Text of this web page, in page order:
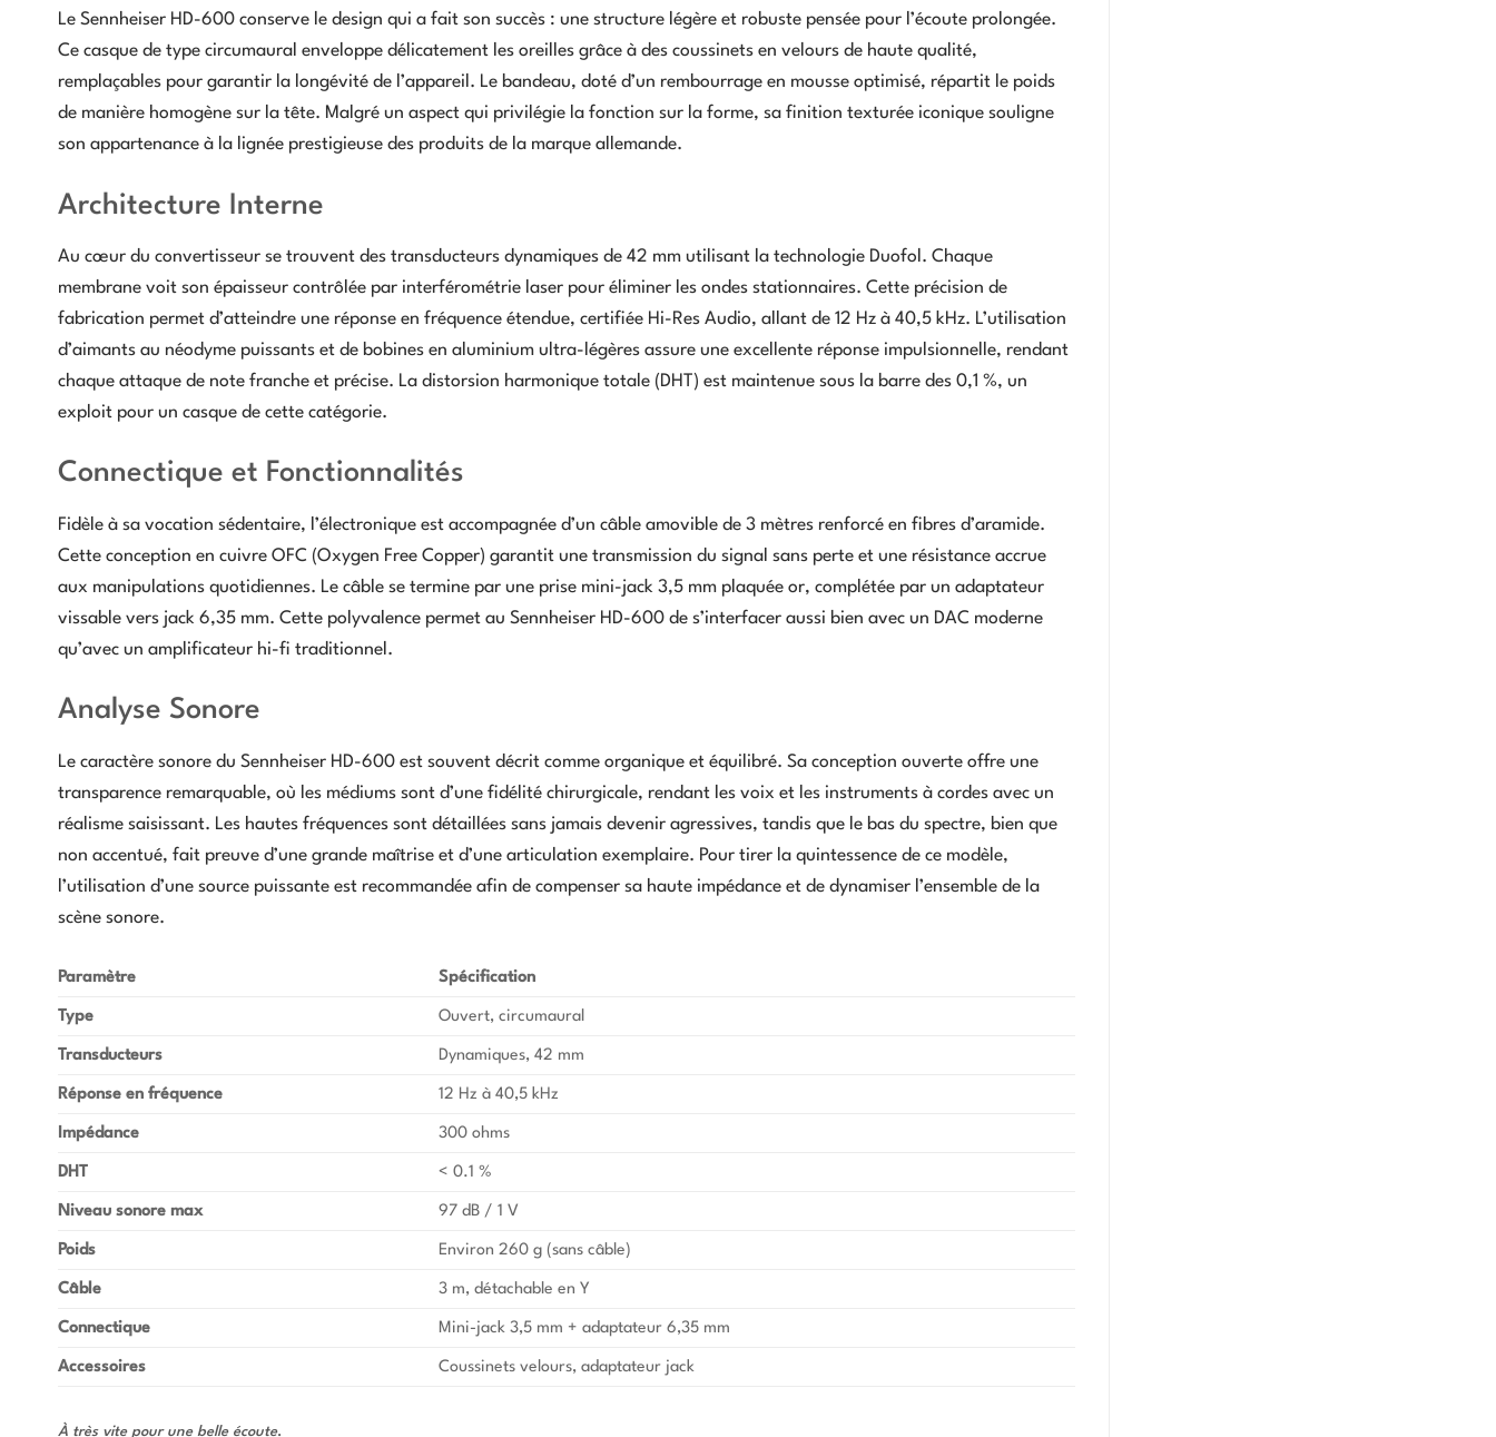
Le Sennheiser HD-600 conserve le design qui a fait son succès : une structure légère et robuste pensée pour l’écoute prolongée.
Ce casque de type circumaural enveloppe délicatement les oreilles grâce à des coussinets en velours de haute qualité,
remplaçables pour garantir la longévité de l’appareil. Le bandeau, doté d’un rembourrage en mousse optimisé, répartit le poids
de manière homogène sur la tête. Malgré un aspect qui privilégie la fonction sur la forme, sa finition texturée iconique souligne
son appartenance à la lignée prestigieuse des produits de la marque allemande.
Architecture Interne
Au cœur du convertisseur se trouvent des transducteurs dynamiques de 42 mm utilisant la technologie Duofol. Chaque
membrane voit son épaisseur contrôlée par interférométrie laser pour éliminer les ondes stationnaires. Cette précision de
fabrication permet d’atteindre une réponse en fréquence étendue, certifiée Hi-Res Audio, allant de 12 Hz à 40,5 kHz. L’utilisation
d’aimants au néodyme puissants et de bobines en aluminium ultra-légères assure une excellente réponse impulsionnelle, rendant
chaque attaque de note franche et précise. La distorsion harmonique totale (DHT) est maintenue sous la barre des 0,1 %, un
exploit pour un casque de cette catégorie.
Connectique et Fonctionnalités
Fidèle à sa vocation sédentaire, l’électronique est accompagnée d’un câble amovible de 3 mètres renforcé en fibres d’aramide.
Cette conception en cuivre OFC (Oxygen Free Copper) garantit une transmission du signal sans perte et une résistance accrue
aux manipulations quotidiennes. Le câble se termine par une prise mini-jack 3,5 mm plaquée or, complétée par un adaptateur
vissable vers jack 6,35 mm. Cette polyvalence permet au Sennheiser HD-600 de s’interfacer aussi bien avec un DAC moderne
qu’avec un amplificateur hi-fi traditionnel.
Analyse Sonore
Le caractère sonore du Sennheiser HD-600 est souvent décrit comme organique et équilibré. Sa conception ouverte offre une
transparence remarquable, où les médiums sont d’une fidélité chirurgicale, rendant les voix et les instruments à cordes avec un
réalisme saisissant. Les hautes fréquences sont détaillées sans jamais devenir agressives, tandis que le bas du spectre, bien que
non accentué, fait preuve d’une grande maîtrise et d’une articulation exemplaire. Pour tirer la quintessence de ce modèle,
l’utilisation d’une source puissante est recommandée afin de compenser sa haute impédance et de dynamiser l’ensemble de la
scène sonore.
Paramètre Spécification
Type Ouvert, circumaural
Transducteurs Dynamiques, 42 mm
Réponse en fréquence 12 Hz à 40,5 kHz
Impédance 300 ohms
DHT < 0.1 %
Niveau sonore max 97 dB / 1 V
Poids Environ 260 g (sans câble)
Câble 3 m, détachable en Y
Connectique Mini-jack 3,5 mm + adaptateur 6,35 mm
Accessoires Coussinets velours, adaptateur jack
À très vite pour une belle écoute.